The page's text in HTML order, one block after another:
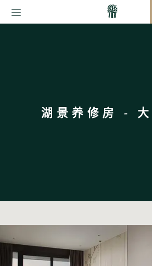
湖景养修房 - 大